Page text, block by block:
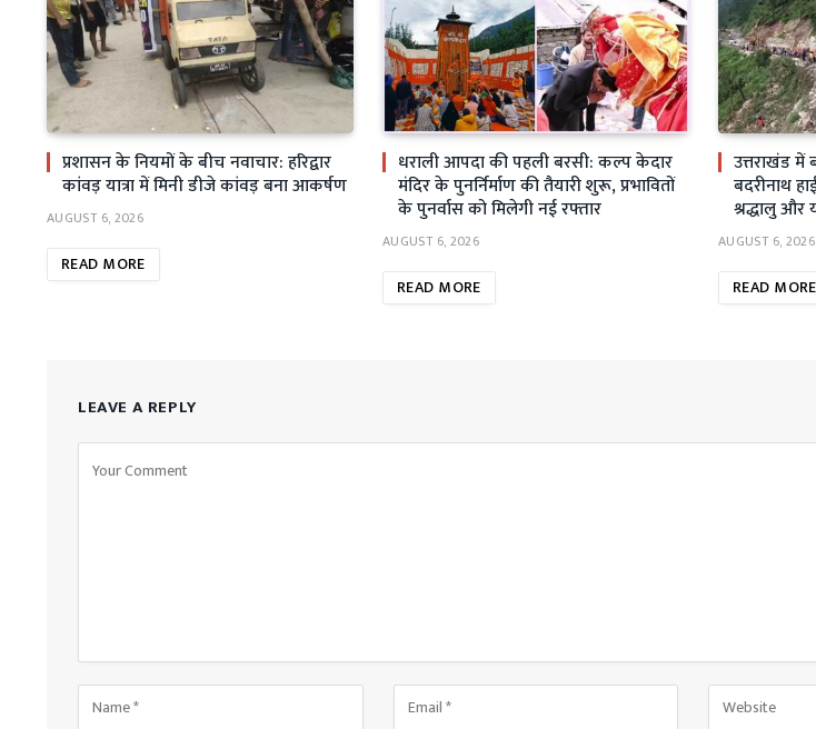
प्रशासन के नियमों के बीच नवाचार: हरिद्वार
कांवड़ यात्रा में मिनी डीजे कांवड़ बना आकर्षण
AUGUST 6, 2026
READ MORE
धराली आपदा की पहली बरसी: कल्प केदार
मंदिर के पुनर्निर्माण की तैयारी शुरू, प्रभावितों
के पुनर्वास को मिलेगी नई रफ्तार
AUGUST 6, 2026
READ MORE
उत्तराखंड में
बदरीनाथ
श्रद्धालु और
AUGUST 6, 2026
READ MORE
LEAVE A REPLY